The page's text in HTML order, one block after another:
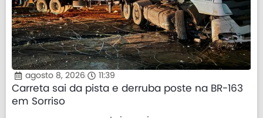
agosto 8, 2026 11:39
Carreta sai da pista e derruba poste na BR-163
em Sorriso